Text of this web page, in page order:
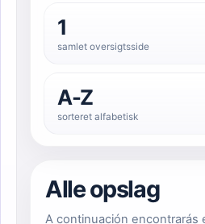
1
samlet oversigtsside
A-Z
sorteret alfabetisk
Alle opslag
A continuación encontrarás